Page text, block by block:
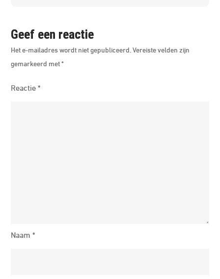
Geef een reactie
Het e-mailadres wordt niet gepubliceerd. Vereiste velden zijn
gemarkeerd met*
Reactie*
Naam*